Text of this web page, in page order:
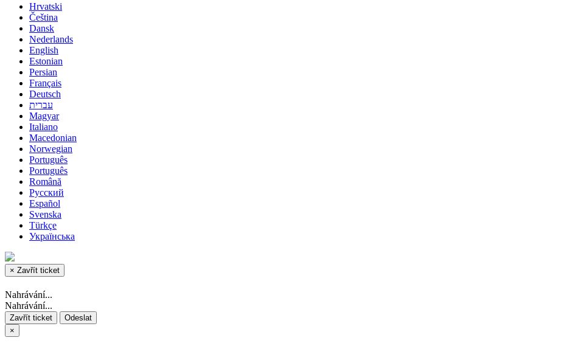
Hrvatski
Čeština
Dansk
Nederlands
English
Estonian
Persian
Français
Deutsch
עברית
Magyar
Italiano
Macedonian
Norwegian
Português
Português
Română
Русский
Español
Svenska
Türkçe
Українська
× Zavřít ticket
Nahrávání...
Nahrávání...
Zavřít ticket
Odeslat
×